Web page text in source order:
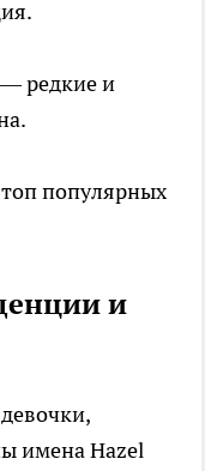
редкие и
популярных
и
имена Hazel